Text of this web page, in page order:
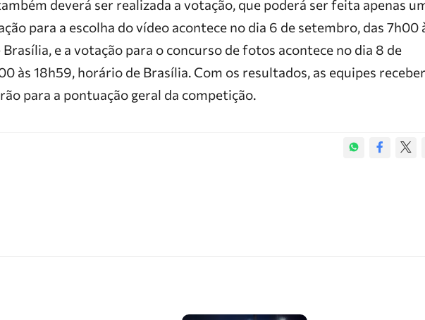
deverá ser realizada a votação, que poderá ser feita apenas
para a escolha do vídeo acontece no dia 6 de setembro, das 7h00
e a votação para o concurso de fotos acontece no dia 8 de
às 18h59, horário de Brasília. Com os resultados, as equipes
para a pontuação geral da competição.